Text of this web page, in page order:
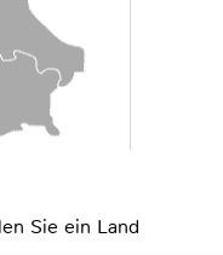
Sie ein Land